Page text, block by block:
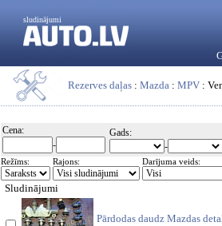
sludinājumi
Rezerves daļas : Mazda : MPV :
Cena:
-
Gads:
-
Režīms: Rajons: Darījuma veids:
Sludinājumi
Pārdodas daudz Mazdas